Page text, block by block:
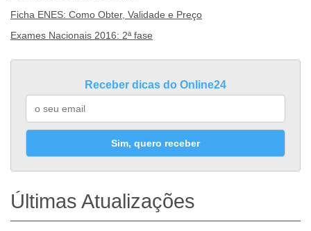
Ficha ENES: Como Obter, Validade e Preço
Exames Nacionais 2016: 2ª fase
Receber dicas do Online24
Sim, quero receber
Últimas Atualizações